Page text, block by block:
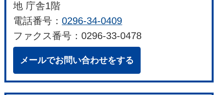
地 庁舎1階
電話番号：0296-34-0409
ファクス番号：0296-33-0478
メールでお問い合わせをする